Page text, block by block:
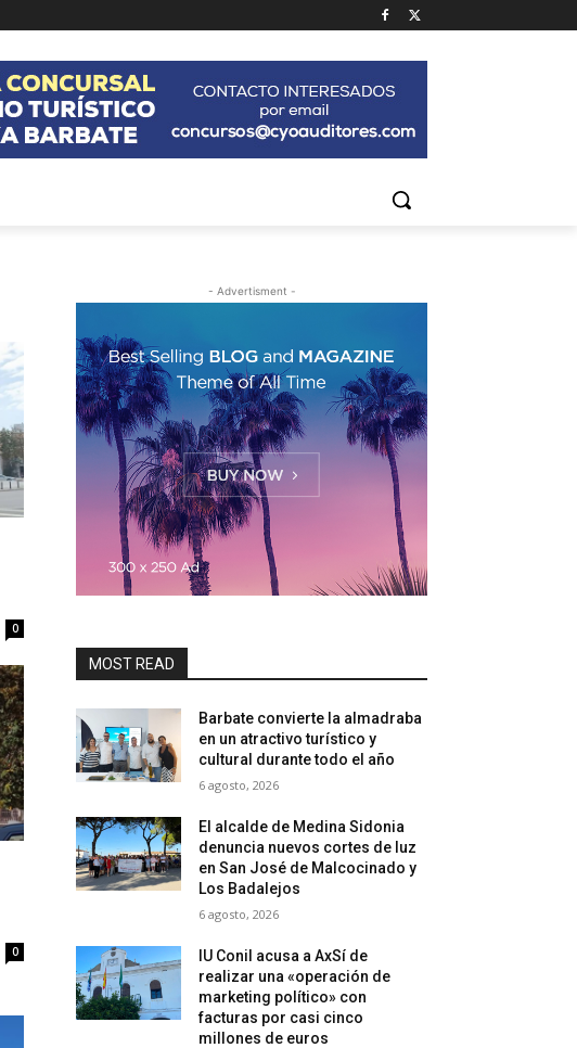
0
0
- Advertisment -
MOST READ
Barbate convierte la almadraba
en un atractivo turístico y
cultural durante todo el año
6 agosto, 2026
El alcalde de Medina Sidonia
denuncia nuevos cortes de luz
en San José de Malcocinado y
Los Badalejos
6 agosto, 2026
IU Conil acusa a AxSí de
realizar una «operación de
marketing político» con
facturas por casi cinco
millones de euros